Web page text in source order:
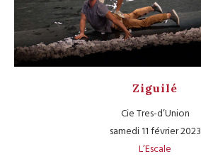
Ziguilé
Cie Tres-d’Union
samedi 11 février 2023
L’Escale